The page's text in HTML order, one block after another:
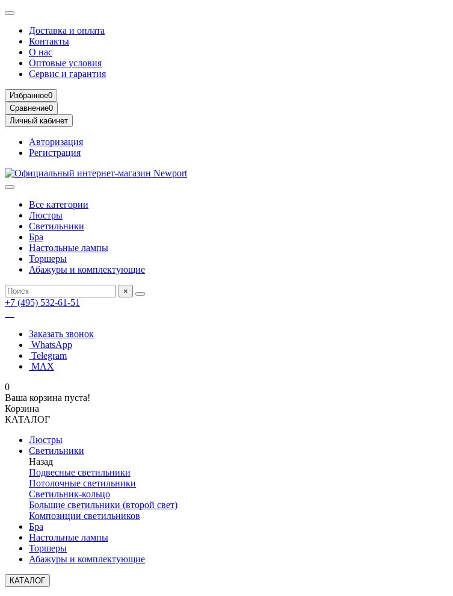
Доставка и оплата
Контакты
О нас
Оптовые условия
Сервис и гарантия
Избранное0
Сравнение0
Личный кабинет
Авторизация
Регистрация
Все категории
Люстры
Светильники
Бра
Настольные лампы
Торшеры
Абажуры и комплектующие
×
+7 (495) 532-61-51
Заказать звонок
WhatsApp
Telegram
MAX
0
Ваша корзина пуста!
Корзина
КАТАЛОГ
Люстры
Светильники
Назад
Подвесные светильники
Потолочные светильники
Светильник-кольцо
Большие светильники (второй свет)
Композиции светильников
Бра
Настольные лампы
Торшеры
Абажуры и комплектующие
КАТАЛОГ